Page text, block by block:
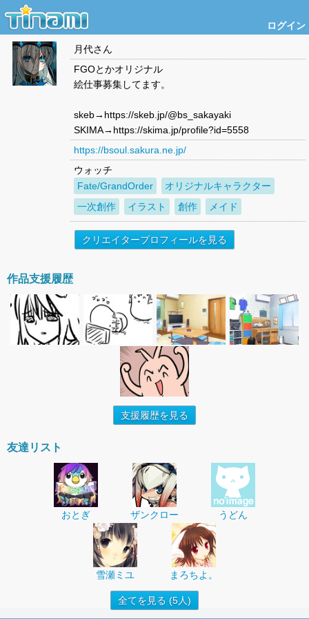
ログイン
月代さん
FGOとかオリジナル
絵仕事募集してます。
skeb→https://skeb.jp/@bs_sakayaki
SKIMA→https://skima.jp/profile?id=5558
https://bsoul.sakura.ne.jp/
ウォッチ
Fate/GrandOrder
オリジナルキャラクター
一次創作
イラスト 創作 メイド
クリエイタープロフィールを見る
作品支援履歴
支援履歴を見る
友達リスト
おとぎ ザンクロー うどん
雪瀬ミユ まろちよ。
全てを見る (5人)